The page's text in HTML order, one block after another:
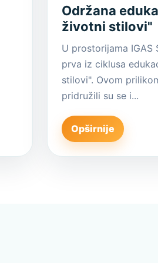
Održana
životni stilovi"
U prostorijama IGAS
prva iz ciklusa
stilovi". Ovom
pridružili su se i...
Opširnije